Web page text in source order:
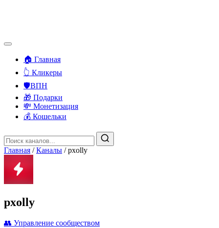
🏠 Главная
👆 Кликеры
🛡️ВПН
🎁 Подарки
💸 Монетизация
💰 Кошельки
Главная / Каналы / pxolly
pxolly
👥 Управление сообществом